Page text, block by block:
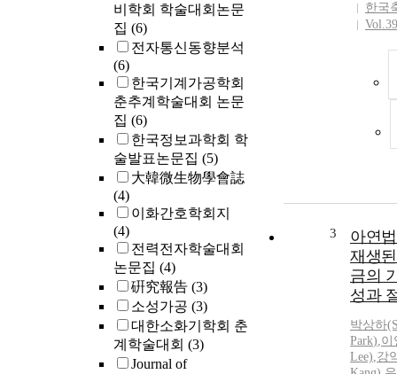
비학회 학술대회논문
집 (6)
전자통신동향분석
(6)
한국기계가공학회
춘추계학술대회 논문
집 (6)
한국정보과학회 학
술발표논문집 (5)
大韓微生物學會誌
(4)
이화간호학회지
(4)
전력전자학술대회
논문집 (4)
硏究報告 (3)
소성가공 (3)
대한소화기학회 춘
계학술대회 (3)
Journal of
한국
3
아연
재생
금의
성과
박상하
Park),이
Lee),강